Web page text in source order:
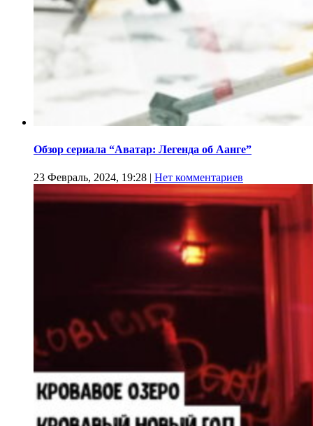
Обзор сериала “Аватар: Легенда об Аанге”
23 Февраль, 2024, 19:28 | Нет комментариев